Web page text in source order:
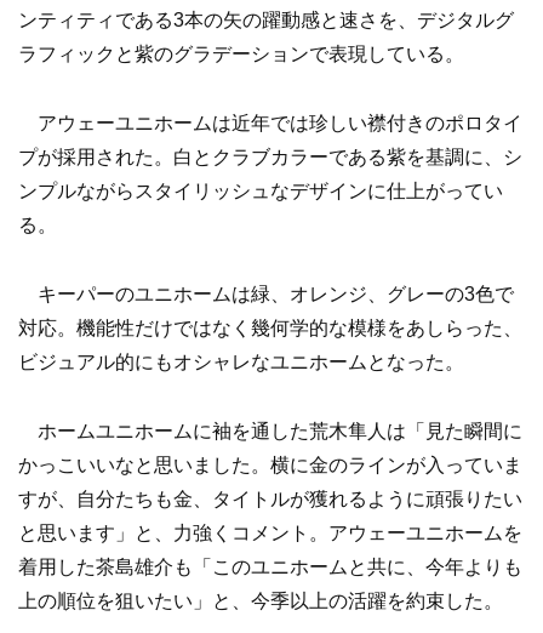
ンティティである3本の矢の躍動感と速さを、デジタルグ
ラフィックと紫のグラデーションで表現している。
アウェーユニホームは近年では珍しい襟付きのポロタイ
プが採用された。白とクラブカラーである紫を基調に、シ
ンプルながらスタイリッシュなデザインに仕上がってい
る。
キーパーのユニホームは緑、オレンジ、グレーの3色で
対応。機能性だけではなく幾何学的な模様をあしらった、
ビジュアル的にもオシャレなユニホームとなった。
ホームユニホームに袖を通した荒木隼人は「見た瞬間に
かっこいいなと思いました。横に金のラインが入っていま
すが、自分たちも金、タイトルが獲れるように頑張りたい
と思います」と、力強くコメント。アウェーユニホームを
着用した茶島雄介も「このユニホームと共に、今年よりも
上の順位を狙いたい」と、今季以上の活躍を約束した。